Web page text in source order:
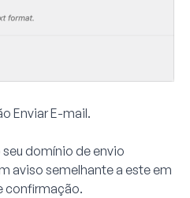
Enviar E-mail.
domínio de envio
aviso semelhante a este em
confirmação.